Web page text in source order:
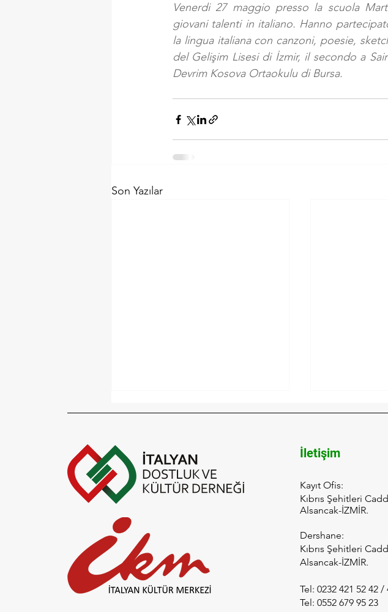
Venerdi 27 maggio presso la scuola
giovani talenti in italiano. Hanno
la lingua italiana con canzoni, poesie,
del Gelişim Lisesi di İzmir, il secondo a
Devrim Kosova Ortaokulu di Bursa.
Son Yazılar
görüşmek üzere
Gülşah
Tarih ve
Büyüleyici
İletişim
Kayıt Ofis:
Kıbrıs Şehitleri
Alsancak-İZMİR.
Dershane:
Kıbrıs Şehitleri
Alsancak-İZMİR.
Tel: 0232 421 52 42 /
Tel: 0552 679 95 23